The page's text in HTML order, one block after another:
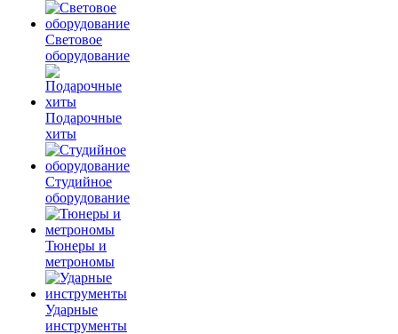
Световое
оборудование
Подарочные
хиты
Студийное
оборудование
Тюнеры и
метрономы
Ударные
инструменты